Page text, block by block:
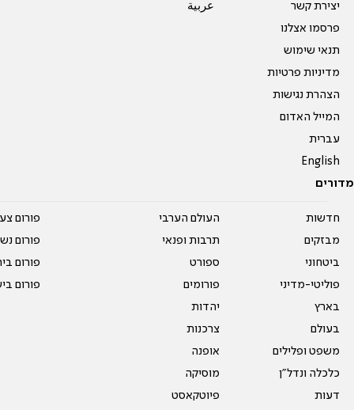
יצירת קשר
פרסמו אצלנו
תנאי שימוש
מדיניות פרטיות
הצהרת נגישות
המייל האדום
עברית
English
عربية
מדורים
חדשות
מבזקים
ביטחוני
פוליטי-מדיני
בארץ
בעולם
משפט ופלילים
כלכלה ונדל"ן
דעות
העולם הערבי
תרבות ופנאי
ספורט
פורומים
יהדות
צרכנות
אופנה
מוסיקה
פיוטקאסט
פורום
פורום
פורום
פורום